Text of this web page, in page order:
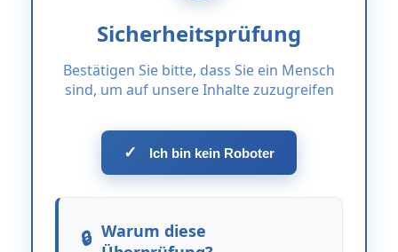
Sicherheitsprüfung
Bestätigen Sie bitte, dass Sie ein Mensch
sind, um auf unsere Inhalte zuzugreifen
✓ Ich bin kein Roboter
Warum diese